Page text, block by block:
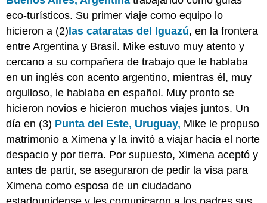
eco-turísticos. Su primer viaje como equipo lo
hicieron a (2) las cataratas del Iguazú, en la frontera
entre Argentina y Brasil. Mike estuvo muy atento y
cercano a su compañera de trabajo que le hablaba
en un inglés con acento argentino, mientras él, muy
orgulloso, le hablaba en español. Muy pronto se
hicieron novios e hicieron muchos viajes juntos. Un
día en (3) Punta del Este, Uruguay, Mike le propuso
matrimonio a Ximena y la invitó a viajar hacia el norte
despacio y por tierra. Por supuesto, Ximena aceptó y
antes de partir, se aseguraron de pedir la visa para
Ximena como esposa de un ciudadano